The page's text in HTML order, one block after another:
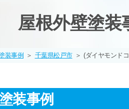
屋根外壁塗装
装事例 ＞ 千葉県松戸市 ＞ (ダイヤモンド
装事例